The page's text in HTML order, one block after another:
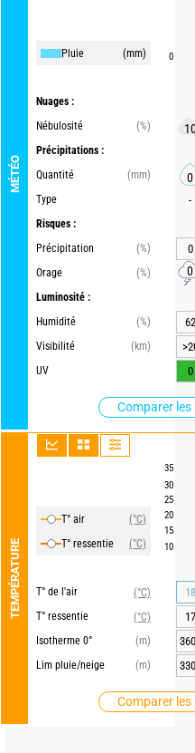
MÉTÉO
Pluie (mm)
Nuages :
Nébulosité
(%)
Précipitations :
Quantité
(mm)
Type
Risques :
Précipitation
(%)
Orage
(%)
Luminosité :
Humidité
(%)
Visibilité
(km)
UV
Comparer
TEMPÉRATURE
T° air
(°C)
T° ressentie
(°C)
T° de l'air
(°C)
T° ressentie
(°C)
Isotherme 0°
(m)
Lim pluie/neige
(m)
Comparer
0
35
30
25
20
15
10
0
-
0
0
62
0
18
17